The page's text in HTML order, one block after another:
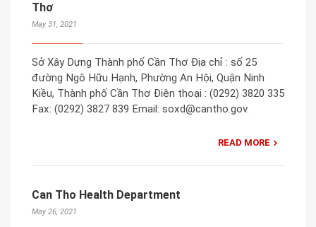
Thơ
May 31, 2021
Sở Xây Dựng Thành phố Cần Thơ Địa chỉ : số 25
đường Ngô Hữu Hạnh, Phường An Hội, Quận Ninh
Kiều, Thành phố Cần Thơ Điện thoại : (0292) 3820 335
Fax: (0292) 3827 839 Email: soxd@cantho.gov.
READ MORE
Can Tho Health Department
May 26, 2021